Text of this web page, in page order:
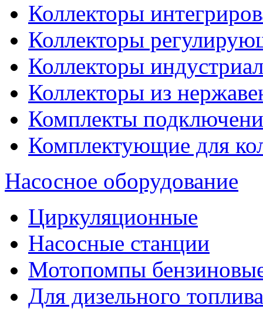
Коллекторы
Коллекторы
Коллекторы
Коллекторы из
Комплекты
Комплектующие для
Насосное оборудование
Циркуляционные
Насосные станции
Мотопомпы
Для дизельного топлива